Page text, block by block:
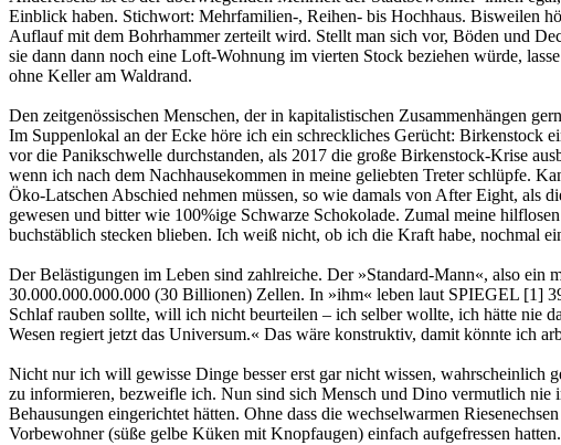
Einblick haben. Stichwort: Mehrfamilien-, Reihen- bis Hochhaus. Bisweilen
Auflauf mit dem Bohrhammer zerteilt wird. Stellt man sich vor, Böden und
sie dann dann noch eine Loft-Wohnung im vierten Stock beziehen würde,
ohne Keller am Waldrand.
Den zeitgenössischen Menschen, der in kapitalistischen Zusammenhängen
Im Suppenlokal an der Ecke höre ich ein schreckliches Gerücht: Birkenstock
vor die Panikschwelle durchstanden, als 2017 die große Birkenstock-Krise
wenn ich nach dem Nachhausekommen in meine geliebten Treter schlüpfe.
Öko-Latschen Abschied nehmen müssen, so wie damals von After Eight, als
gewesen und bitter wie 100%ige Schwarze Schokolade. Zumal meine
buchstäblich stecken blieben. Ich weiß nicht, ob ich die Kraft habe, nochmal
Der Belästigungen im Leben sind zahlreiche. Der »Standard-Mann«, also
30.000.000.000.000 (30 Billionen) Zellen. In »ihm« leben laut SPIEGEL [1]
Schlaf rauben sollte, will ich nicht beurteilen – ich selber wollte, ich hätte nie
Wesen regiert jetzt das Universum.« Das wäre konstruktiv, damit könnte ich
Nicht nur ich will gewisse Dinge besser erst gar nicht wissen, wahrscheinlich
zu informieren, bezweifle ich. Nun sind sich Mensch und Dino vermutlich nie
Behausungen eingerichtet hätten. Ohne dass die wechselwarmen
Vorbewohner (süße gelbe Küken mit Knopfaugen) einfach aufgefressen